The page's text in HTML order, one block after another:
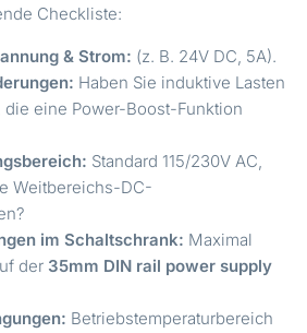
Checkliste:
& Strom: (z. B. 24V DC, 5A).
Haben Sie induktive Lasten
eine Power-Boost-Funktion
Standard 115/230V AC,
Weitbereichs-DC-
im Schaltschrank: Maximal
der 35mm DIN rail power supply
Betriebstemperaturbereich